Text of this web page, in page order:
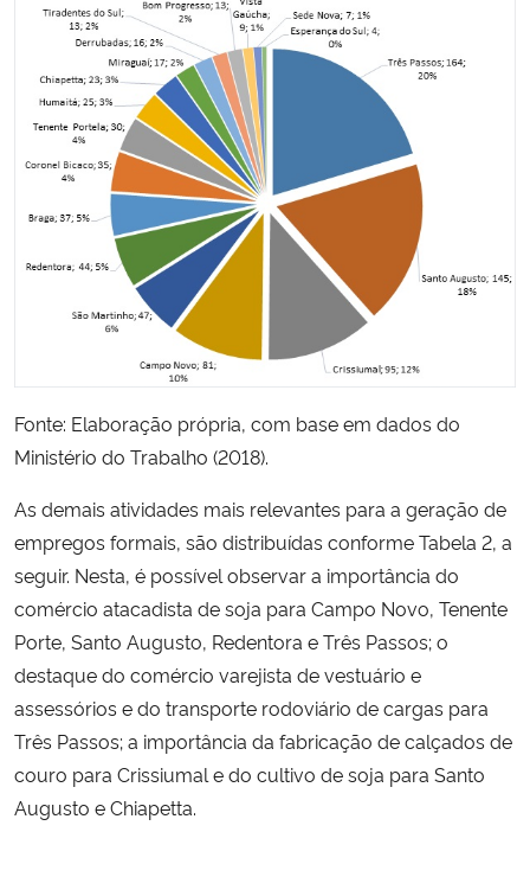
Fonte: Elaboração própria, com base em dados do
Ministério do Trabalho (2018).
As demais atividades mais relevantes para a geração de
empregos formais, são distribuídas conforme Tabela 2, a
seguir. Nesta, é possível observar a importância do
comércio atacadista de soja para Campo Novo, Tenente
Porte, Santo Augusto, Redentora e Três Passos; o
destaque do comércio varejista de vestuário e
assessórios e do transporte rodoviário de cargas para
Três Passos; a importância da fabricação de calçados de
couro para Crissiumal e do cultivo de soja para Santo
Augusto e Chiapetta.